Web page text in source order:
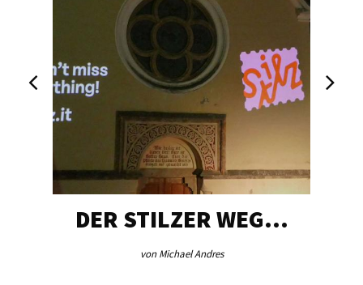
DER STILZER WEG…
von Michael Andres